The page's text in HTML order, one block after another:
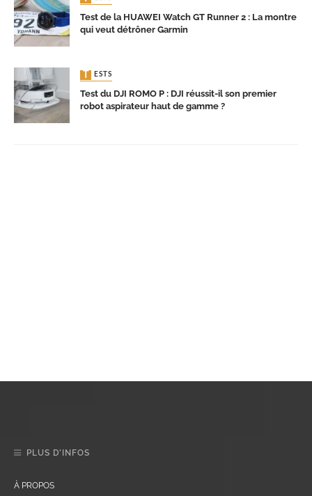
Test de la HUAWEI Watch GT Runner 2 : La montre
qui veut détrôner Garmin
TESTS
Test du DJI ROMO P : DJI réussit-il son premier
robot aspirateur haut de gamme ?
PLUS D’INFOS
À PROPOS